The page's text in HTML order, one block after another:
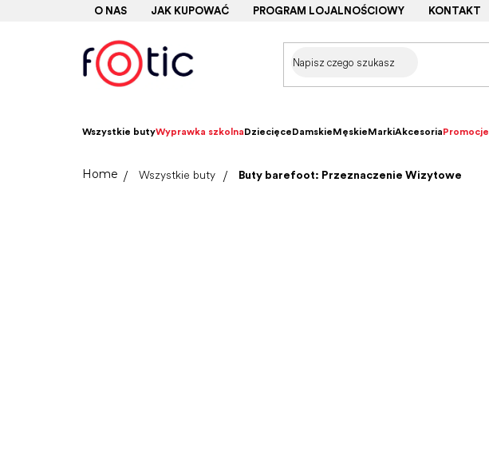
O NAS JAK KUPOWAĆ PROGRAM LOJALNOŚCIOWY KONTAKT
Wszystkie butyWyprawka szkolnaDziecięceDamskieMęskieMarkiAkcesoriaPromocje
HomeWszystkie buty Buty barefoot: Przeznaczenie Wizytowe